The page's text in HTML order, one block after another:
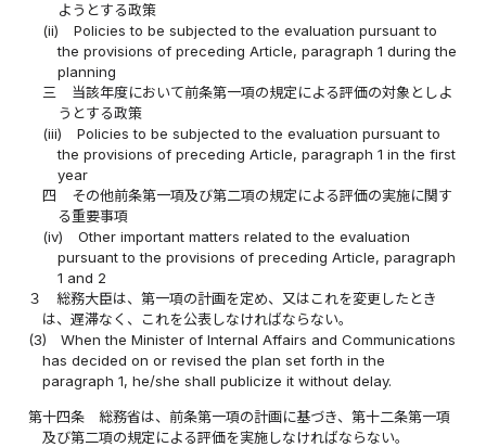
ようとする政策
(ii)
Policies to be subjected to the evaluation pursuant to
the provisions of preceding Article, paragraph 1 during the
planning
三
当該年度において前条第一項の規定による評価の対象としよ
うとする政策
(iii)
Policies to be subjected to the evaluation pursuant to
the provisions of preceding Article, paragraph 1 in the first
year
四
その他前条第一項及び第二項の規定による評価の実施に関す
る重要事項
(iv)
Other important matters related to the evaluation
pursuant to the provisions of preceding Article, paragraph
1 and 2
３
総務大臣は、第一項の計画を定め、又はこれを変更したとき
は、遅滞なく、これを公表しなければならない。
(3)
When the Minister of Internal Affairs and Communications
has decided on or revised the plan set forth in the
paragraph 1, he/she shall publicize it without delay.
第十四条
総務省は、前条第一項の計画に基づき、第十二条第一項
及び第二項の規定による評価を実施しなければならない。